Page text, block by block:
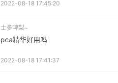
2022-08-18 17:45:20
士多啤梨~
pca精华好用吗
2022-08-18 17:41:37